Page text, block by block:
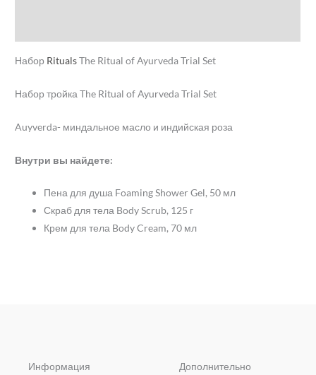
Набор RitualsThe Ritual of Ayurveda Trial Set
Набор тройка The Ritual of Ayurveda Trial Set
Auyverda- миндальное масло и индийская роза
Внутри вы найдете:
Пена для душа Foaming Shower Gel, 50 мл
Скраб для тела Body Scrub, 125 г
Крем для тела Body Cream, 70 мл
Информация Дополнительно